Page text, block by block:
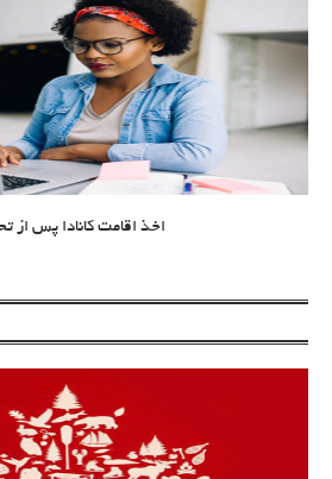
اخذ اقامت کانادا پس از